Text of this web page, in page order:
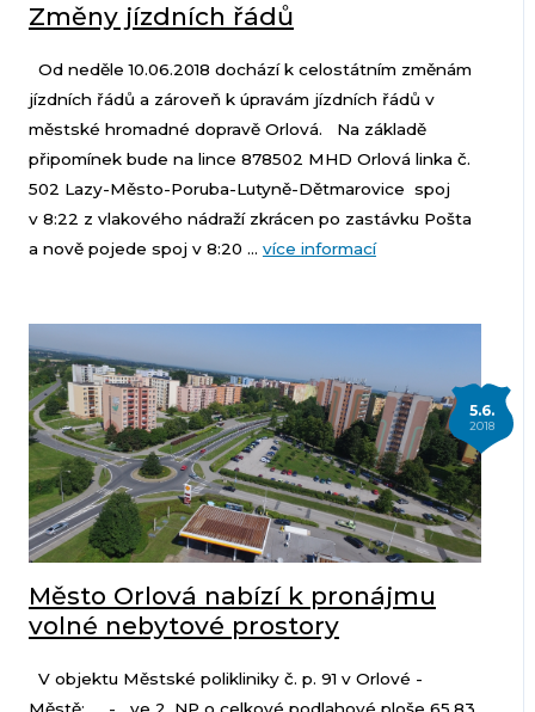
Změny jízdních řádů
Od neděle 10.06.2018 dochází k celostátním změnám
jízdních řádů a zároveň k úpravám jízdních řádů v
městské hromadné dopravě Orlová. Na základě
připomínek bude na lince 878502 MHD Orlová linka č.
502 Lazy-Město-Poruba-Lutyně-Dětmarovice spoj
v 8:22 z vlakového nádraží zkrácen po zastávku Pošta
a nově pojede spoj v 8:20 ... více informací
5.6.
2018
Město Orlová nabízí k pronájmu
volné nebytové prostory
V objektu Městské polikliniky č. p. 91 v Orlové -